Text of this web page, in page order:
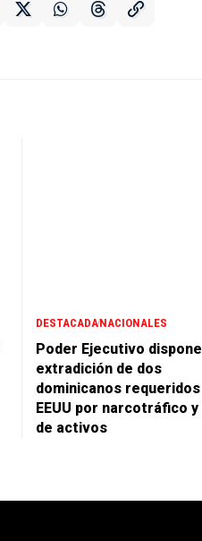
DESTACADANACIONALES
Poder Ejecutivo
extradición de dos
dominicanos
EEUU por narcotráfico y
de activos